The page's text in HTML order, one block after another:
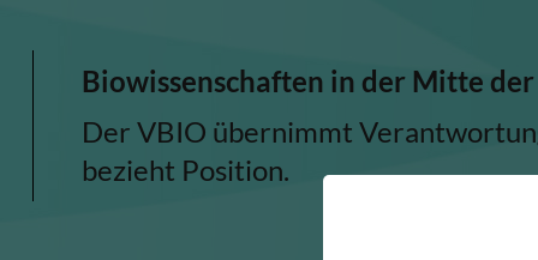
Biowissenschaften in der Mitte
Der VBIO übernimmt
bezieht Position.